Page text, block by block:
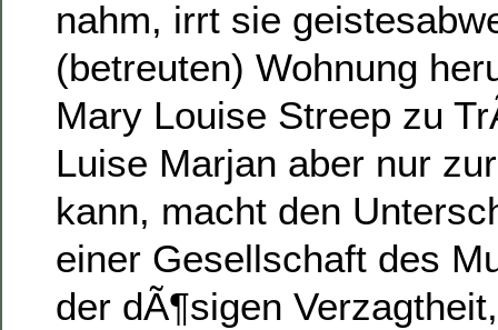
nahm, irrt sie
(betreuten) Wohnung
Mary Louise Streep zu
Luise Marjan aber nur
kann, macht den
einer Gesellschaft des
der dÃ¶sigen